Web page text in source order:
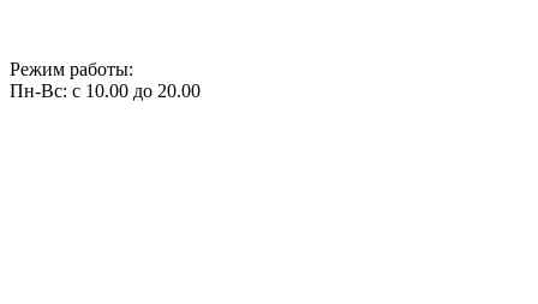
Режим работы:
Пн-Вс: с 10.00 до 20.00